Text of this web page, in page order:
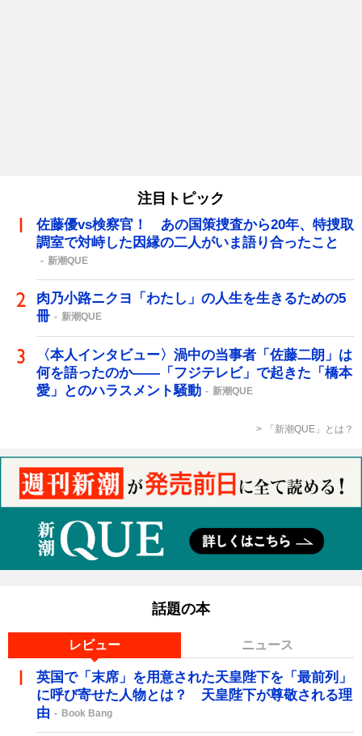
注目トピック
佐藤優vs検察官！ あの国策捜査から20年、特捜取
調室で対峙した因縁の二人がいま語り合ったこと
新潮QUE
肉乃小路ニクヨ「わたし」の人生を生きるための5
冊
新潮QUE
〈本人インタビュー〉渦中の当事者「佐藤二朗」は
何を語ったのか――「フジテレビ」で起きた「橋本
愛」とのハラスメント騒動
新潮QUE
「新潮QUE」とは？
話題の本
レビュー ニュース
英国で「末席」を用意された天皇陛下を「最前列」
に呼び寄せた人物とは？ 天皇陛下が尊敬される理
由
Book Bang